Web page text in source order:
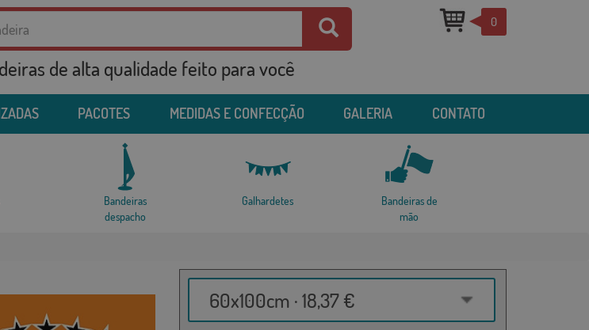
de alta qualidade feito para você
0
PACOTES MEDIDAS E CONFECÇÃO GALERIA CONTATO
Bandeiras
despacho
Galhardetes
Bandeiras de
mão
60x100cm · 18,37 €